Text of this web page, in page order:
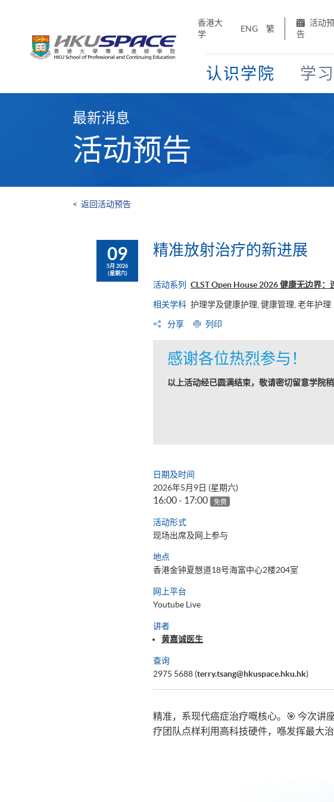
香港大
学
ENG 繁
活动预
告
认识学院 学习
最新消息
活动预告
< 返回活动预告
09
5月 2026
(星期六)
精准放射治疗的新进展
活动系列 CLST Open House 2026 健康无边界：
相关学科 护理学及健康护理, 健康管理, 老年护理
分享 列印
感谢各位热烈参与！
以上活动经已圆满结束，敬请密切留意学院稍
日期及时间
2026年5月9日 (星期六)
16:00 - 17:00 免费
活动形式
现场出席及网上参与
地点
香港金钟夏慤道18号海富中心2楼204室
网上平台
Youtube Live
讲者
黄嘉诚医生
查询
2975 5688 (terry.tsang@hkuspace.hku.hk)
精准，系现代癌症治疗嘅核心。🎯 今次讲
疗团队点样利用高科技硬件，喺发挥最大